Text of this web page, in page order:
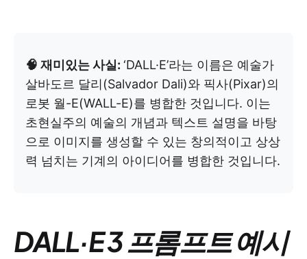
🧠 재미있는 사실: ‘DALL·E’라는 이름은 예술가
살바도르 달리(Salvador Dali)와 픽사(Pixar)의
로봇 월-E(WALL-E)를 병합한 것입니다. 이는
초현실주의 예술의 개념과 텍스트 설명을 바탕
으로 이미지를 생성할 수 있는 창의적이고 상상
력 넘치는 기계의 아이디어를 병합한 것입니다.
DALL·E 3 프롬프트 예시